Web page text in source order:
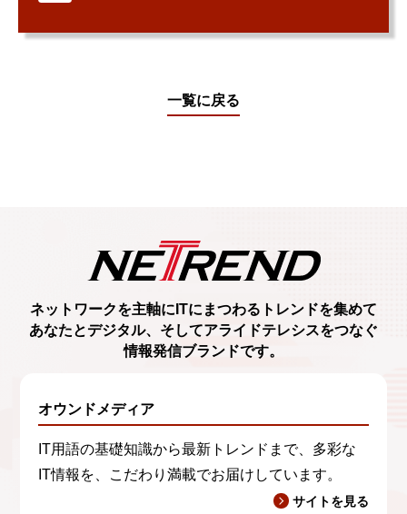
一覧に戻る
ネットワークを主軸に ITにまつわるトレンドを集めて
あなたとデジタル、 そしてアライドテレシスをつなぐ
情報発信ブランドです。
オウンドメディア
IT用語の基礎知識から最新トレンドまで、多彩な
IT情報を、こだわり満載でお届けしています。
サイトを見る